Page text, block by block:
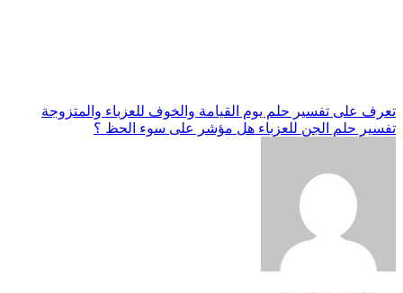
تصفّح
المقالات
تعرف على تفسير حلم يوم القيامة والخوف للعزباء والمتزوجة
تفسير حلم الجن للعزباء هل مؤشر على سوء الحظ ؟